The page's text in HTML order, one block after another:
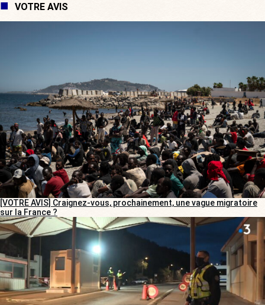
VOTRE AVIS
[VOTRE AVIS] Craignez-vous, prochainement, une vague migratoire
sur la France ?